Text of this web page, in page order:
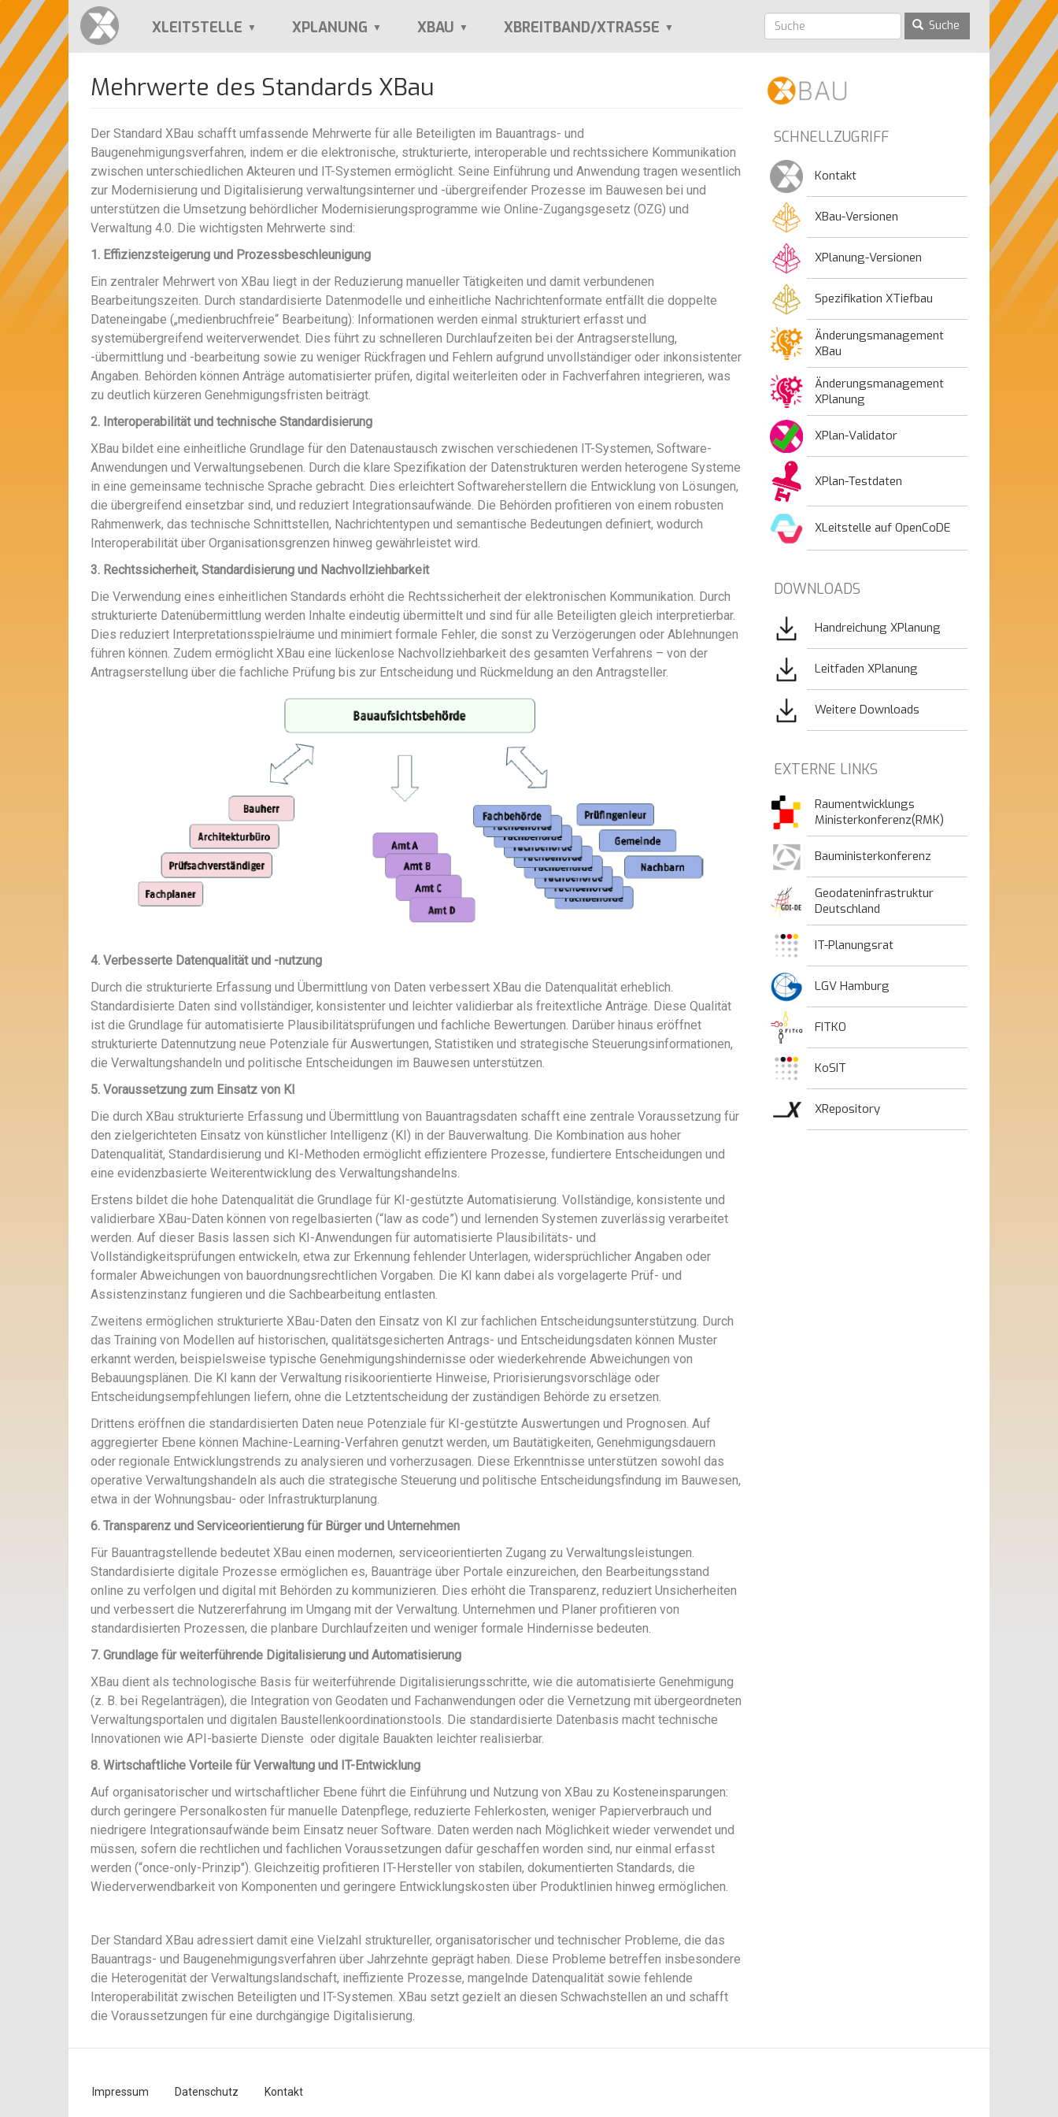
Direkt
zum
Inhalt
Suche
XLEITSTELLE XPLANUNG XBAU XBREITBAND/XTRASSE
Mehrwerte des Standards XBau
Der Standard XBau schafft umfassende Mehrwerte für alle Beteiligten im Bauantrags- und
Baugenehmigungsverfahren, indem er die elektronische, strukturierte, interoperable und rechtssichere Kommunikation
zwischen unterschiedlichen Akteuren und IT-Systemen ermöglicht. Seine Einführung und Anwendung tragen wesentlich
zur Modernisierung und Digitalisierung verwaltungsinterner und -übergreifender Prozesse im Bauwesen bei und
unterstützen die Umsetzung behördlicher Modernisierungsprogramme wie Online-Zugangsgesetz (OZG) und
Verwaltung 4.0. Die wichtigsten Mehrwerte sind:
1. Effizienzsteigerung und Prozessbeschleunigung
Ein zentraler Mehrwert von XBau liegt in der Reduzierung manueller Tätigkeiten und damit verbundenen
Bearbeitungszeiten. Durch standardisierte Datenmodelle und einheitliche Nachrichtenformate entfällt die doppelte
Dateneingabe („medienbruchfreie“ Bearbeitung): Informationen werden einmal strukturiert erfasst und
systemübergreifend weiterverwendet. Dies führt zu schnelleren Durchlaufzeiten bei der Antragserstellung,
-übermittlung und -bearbeitung sowie zu weniger Rückfragen und Fehlern aufgrund unvollständiger oder inkonsistenter
Angaben. Behörden können Anträge automatisierter prüfen, digital weiterleiten oder in Fachverfahren integrieren, was
zu deutlich kürzeren Genehmigungsfristen beiträgt.
2. Interoperabilität und technische Standardisierung
XBau bildet eine einheitliche Grundlage für den Datenaustausch zwischen verschiedenen IT-Systemen, Software-
Anwendungen und Verwaltungsebenen. Durch die klare Spezifikation der Datenstrukturen werden heterogene Systeme
in eine gemeinsame technische Sprache gebracht. Dies erleichtert Softwareherstellern die Entwicklung von Lösungen,
die übergreifend einsetzbar sind, und reduziert Integrationsaufwände. Die Behörden profitieren von einem robusten
Rahmenwerk, das technische Schnittstellen, Nachrichtentypen und semantische Bedeutungen definiert, wodurch
Interoperabilität über Organisationsgrenzen hinweg gewährleistet wird.
3. Rechtssicherheit, Standardisierung und Nachvollziehbarkeit
Die Verwendung eines einheitlichen Standards erhöht die Rechtssicherheit der elektronischen Kommunikation. Durch
strukturierte Datenübermittlung werden Inhalte eindeutig übermittelt und sind für alle Beteiligten gleich interpretierbar.
Dies reduziert Interpretationsspielräume und minimiert formale Fehler, die sonst zu Verzögerungen oder Ablehnungen
führen können. Zudem ermöglicht XBau eine lückenlose Nachvollziehbarkeit des gesamten Verfahrens – von der
Antragserstellung über die fachliche Prüfung bis zur Entscheidung und Rückmeldung an den Antragsteller.
4. Verbesserte Datenqualität und -nutzung
Durch die strukturierte Erfassung und Übermittlung von Daten verbessert XBau die Datenqualität erheblich.
Standardisierte Daten sind vollständiger, konsistenter und leichter validierbar als freitextliche Anträge. Diese Qualität
ist die Grundlage für automatisierte Plausibilitätsprüfungen und fachliche Bewertungen. Darüber hinaus eröffnet
strukturierte Datennutzung neue Potenziale für Auswertungen, Statistiken und strategische Steuerungsinformationen,
die Verwaltungshandeln und politische Entscheidungen im Bauwesen unterstützen.
5. Voraussetzung zum Einsatz von KI
Die durch XBau strukturierte Erfassung und Übermittlung von Bauantragsdaten schafft eine zentrale Voraussetzung für
den zielgerichteten Einsatz von künstlicher Intelligenz (KI) in der Bauverwaltung. Die Kombination aus hoher
Datenqualität, Standardisierung und KI-Methoden ermöglicht effizientere Prozesse, fundiertere Entscheidungen und
eine evidenzbasierte Weiterentwicklung des Verwaltungshandelns.
Erstens bildet die hohe Datenqualität die Grundlage für KI-gestützte Automatisierung. Vollständige, konsistente und
validierbare XBau-Daten können von regelbasierten (“law as code”) und lernenden Systemen zuverlässig verarbeitet
werden. Auf dieser Basis lassen sich KI-Anwendungen für automatisierte Plausibilitäts- und
Vollständigkeitsprüfungen entwickeln, etwa zur Erkennung fehlender Unterlagen, widersprüchlicher Angaben oder
formaler Abweichungen von bauordnungsrechtlichen Vorgaben. Die KI kann dabei als vorgelagerte Prüf- und
Assistenzinstanz fungieren und die Sachbearbeitung entlasten.
Zweitens ermöglichen strukturierte XBau-Daten den Einsatz von KI zur fachlichen Entscheidungsunterstützung. Durch
das Training von Modellen auf historischen, qualitätsgesicherten Antrags- und Entscheidungsdaten können Muster
erkannt werden, beispielsweise typische Genehmigungshindernisse oder wiederkehrende Abweichungen von
Bebauungsplänen. Die KI kann der Verwaltung risikoorientierte Hinweise, Priorisierungsvorschläge oder
Entscheidungsempfehlungen liefern, ohne die Letztentscheidung der zuständigen Behörde zu ersetzen.
Drittens eröffnen die standardisierten Daten neue Potenziale für KI-gestützte Auswertungen und Prognosen. Auf
aggregierter Ebene können Machine-Learning-Verfahren genutzt werden, um Bautätigkeiten, Genehmigungsdauern
oder regionale Entwicklungstrends zu analysieren und vorherzusagen. Diese Erkenntnisse unterstützen sowohl das
operative Verwaltungshandeln als auch die strategische Steuerung und politische Entscheidungsfindung im Bauwesen,
etwa in der Wohnungsbau- oder Infrastrukturplanung.
6. Transparenz und Serviceorientierung für Bürger und Unternehmen
Für Bauantragstellende bedeutet XBau einen modernen, serviceorientierten Zugang zu Verwaltungsleistungen.
Standardisierte digitale Prozesse ermöglichen es, Bauanträge über Portale einzureichen, den Bearbeitungsstand
online zu verfolgen und digital mit Behörden zu kommunizieren. Dies erhöht die Transparenz, reduziert Unsicherheiten
und verbessert die Nutzererfahrung im Umgang mit der Verwaltung. Unternehmen und Planer profitieren von
standardisierten Prozessen, die planbare Durchlaufzeiten und weniger formale Hindernisse bedeuten.
7. Grundlage für weiterführende Digitalisierung und Automatisierung
XBau dient als technologische Basis für weiterführende Digitalisierungsschritte, wie die automatisierte Genehmigung
(z. B. bei Regelanträgen), die Integration von Geodaten und Fachanwendungen oder die Vernetzung mit übergeordneten
Verwaltungsportalen und digitalen Baustellenkoordinationstools. Die standardisierte Datenbasis macht technische
Innovationen wie API-basierte Dienste oder digitale Bauakten leichter realisierbar.
8. Wirtschaftliche Vorteile für Verwaltung und IT-Entwicklung
Auf organisatorischer und wirtschaftlicher Ebene führt die Einführung und Nutzung von XBau zu Kosteneinsparungen:
durch geringere Personalkosten für manuelle Datenpflege, reduzierte Fehlerkosten, weniger Papierverbrauch und
niedrigere Integrationsaufwände beim Einsatz neuer Software. Daten werden nach Möglichkeit wieder verwendet und
müssen, sofern die rechtlichen und fachlichen Voraussetzungen dafür geschaffen worden sind, nur einmal erfasst
werden (“once-only-Prinzip"). Gleichzeitig profitieren IT-Hersteller von stabilen, dokumentierten Standards, die
Wiederverwendbarkeit von Komponenten und geringere Entwicklungskosten über Produktlinien hinweg ermöglichen.
Der Standard XBau adressiert damit eine Vielzahl struktureller, organisatorischer und technischer Probleme, die das
Bauantrags- und Baugenehmigungsverfahren über Jahrzehnte geprägt haben. Diese Probleme betreffen insbesondere
die Heterogenität der Verwaltungslandschaft, ineffiziente Prozesse, mangelnde Datenqualität sowie fehlende
Interoperabilität zwischen Beteiligten und IT-Systemen. XBau setzt gezielt an diesen Schwachstellen an und schafft
die Voraussetzungen für eine durchgängige Digitalisierung.
SCHNELLZUGRIFF
Kontakt
XBau-Versionen
XPlanung-Versionen
Spezifikation XTiefbau
Änderungsmanagement
XBau
Änderungsmanagement
XPlanung
XPlan-Validator
XPlan-Testdaten
XLeitstelle auf OpenCoDE
DOWNLOADS
Bild
Handreichung XPlanung
Bild
Leitfaden XPlanung
Bild
Weitere Downloads
EXTERNE LINKS
Raumentwicklungs
Ministerkonferenz(RMK)
Bauministerkonferenz
Geodateninfrastruktur
Deutschland
IT-Planungsrat
LGV Hamburg
FITKO
KoSIT
XRepository
Fußzeilenmenü
Impressum Datenschutz Kontakt